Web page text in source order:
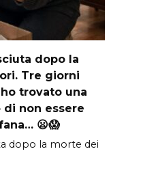
dopo la
Tre giorni
trovato una
non essere
😦😱
dopo la morte dei